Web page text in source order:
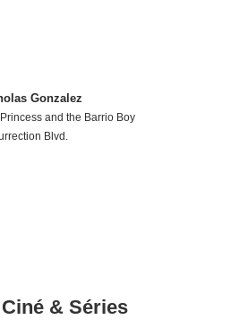
Gonzalez
and the Barrio Boy
Blvd.
& Séries